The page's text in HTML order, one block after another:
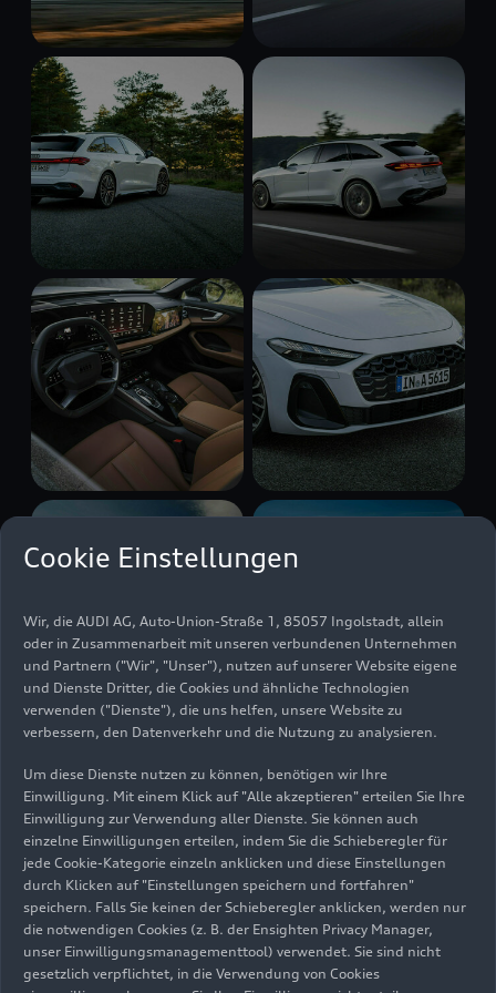
Stand: 25.03.2025
Zum Album
Videos Audi A5 Avant
Cookie Einstellungen
Wir, die AUDI AG, Auto-Union-Straße 1, 85057 Ingolstadt, allein
oder in Zusammenarbeit mit unseren verbundenen Unternehmen
und Partnern ("Wir", "Unser"), nutzen auf unserer Website eigene
und Dienste Dritter, die Cookies und ähnliche Technologien
verwenden ("Dienste"), die uns helfen, unsere Website zu
verbessern, den Datenverkehr und die Nutzung zu analysieren.
Um diese Dienste nutzen zu können, benötigen wir Ihre
Einwilligung. Mit einem Klick auf "Alle akzeptieren" erteilen Sie Ihre
Einwilligung zur Verwendung aller Dienste. Sie können auch
einzelne Einwilligungen erteilen, indem Sie die Schieberegler für
jede Cookie-Kategorie einzeln anklicken und diese Einstellungen
durch Klicken auf "Einstellungen speichern und fortfahren"
speichern. Falls Sie keinen der Schieberegler anklicken, werden nur
die notwendigen Cookies (z. B. der Ensighten Privacy Manager,
unser Einwilligungsmanagementtool) verwendet. Sie sind nicht
gesetzlich verpflichtet, in die Verwendung von Cookies